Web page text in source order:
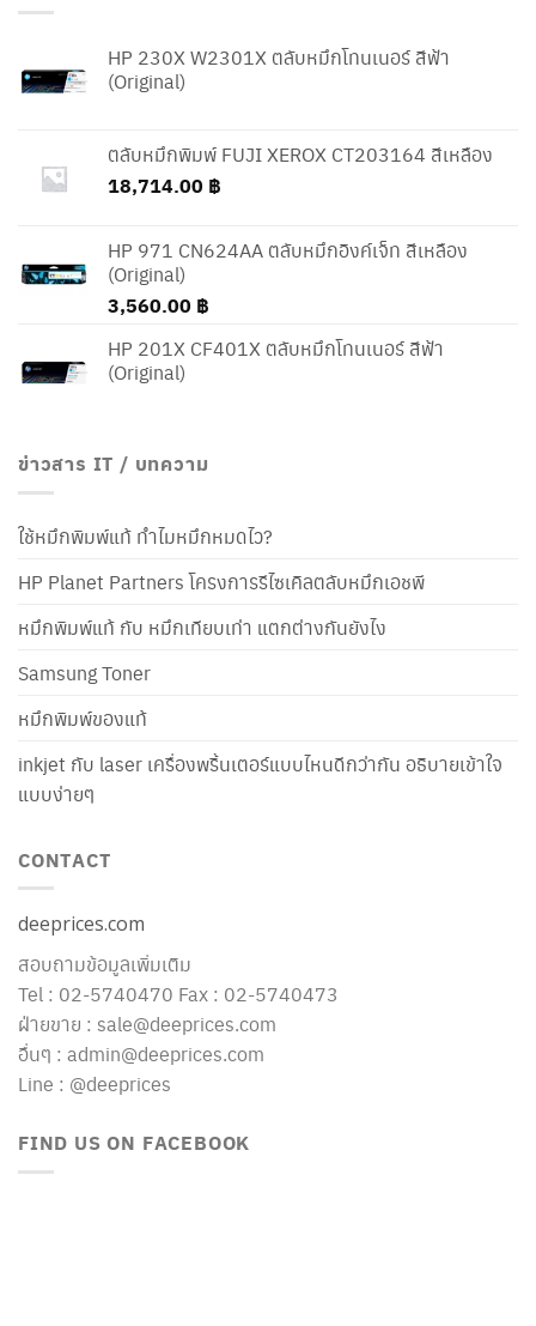
HP 230X W2301X ตลับหมึกโทนเนอร์ สีฟ้า
(Original)
ตลับหมึกพิมพ์ FUJI XEROX CT203164 สีเหลือง
18,714.00 ฿
HP 971 CN624AA ตลับหมึกอิงค์เจ็ท สีเหลือง
(Original)
3,560.00 ฿
HP 201X CF401X ตลับหมึกโทนเนอร์ สีฟ้า
(Original)
ข่าวสาร IT / บทความ
ใช้หมึกพิมพ์แท้ ทำไมหมึกหมดไว?
HP Planet Partners โครงการรีไซเคิลตลับหมึกเอชพี
หมึกพิมพ์แท้ กับ หมึกเทียบเท่า แตกต่างกันยังไง
Samsung Toner
หมึกพิมพ์ของแท้
inkjet กับ laser เครื่องพริ้นเตอร์แบบไหนดีกว่ากัน อธิบายเข้าใจ
แบบง่ายๆ
CONTACT
deeprices.com
สอบถามข้อมูลเพิ่มเติม
Tel : 02-5740470 Fax : 02-5740473
ฝ่ายขาย : sale@deeprices.com
อื่นๆ : admin@deeprices.com
Line : @deeprices
FIND US ON FACEBOOK